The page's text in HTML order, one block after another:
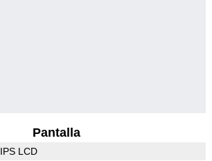
Pantalla
IPS LCD